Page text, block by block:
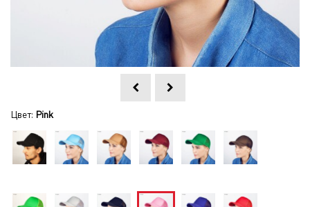
Цвет: Pink